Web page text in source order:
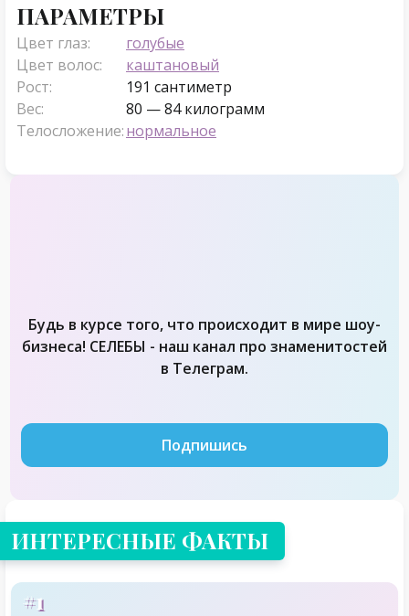
ПАРАМЕТРЫ
Цвет глаз:
голубые
Цвет волос:
каштановый
Рост:
191 сантиметр
Вес:
80 — 84 килограмм
Телосложение:нормальное
Будь в курсе того, что происходит в мире шоу-
бизнеса! СЕЛЕБЫ - наш канал про знаменитостей
в Телеграм.
Подпишись
ИНТЕРЕСНЫЕ ФАКТЫ
#1